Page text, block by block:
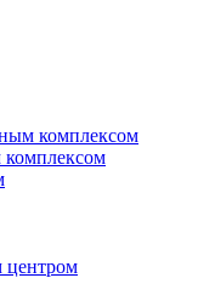
комплексом
центром